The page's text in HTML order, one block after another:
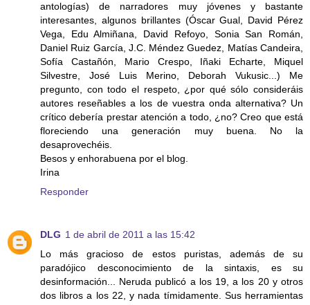
antologías) de narradores muy jóvenes y bastante
interesantes, algunos brillantes (Óscar Gual, David Pérez
Vega, Edu Almiñana, David Refoyo, Sonia San Román,
Daniel Ruiz García, J.C. Méndez Guedez, Matías Candeira,
Sofía Castañón, Mario Crespo, Iñaki Echarte, Miquel
Silvestre, José Luis Merino, Deborah Vukusic...) Me
pregunto, con todo el respeto, ¿por qué sólo consideráis
autores reseñables a los de vuestra onda alternativa? Un
crítico debería prestar atención a todo, ¿no? Creo que está
floreciendo una generación muy buena. No la
desaprovechéis.
Besos y enhorabuena por el blog.
Irina
Responder
DLG 1 de abril de 2011 a las 15:42
Lo más gracioso de estos puristas, además de su
paradójico desconocimiento de la sintaxis, es su
desinformación... Neruda publicó a los 19, a los 20 y otros
dos libros a los 22, y nada tímidamente. Sus herramientas